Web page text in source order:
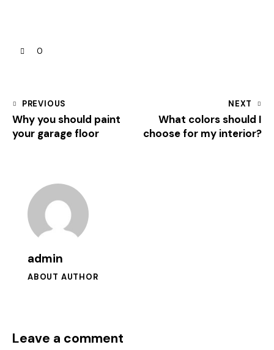
0
PREVIOUS
Why you should paint
your garage floor
NEXT
What colors should I
choose for my interior?
admin
ABOUT AUTHOR
Leave a comment